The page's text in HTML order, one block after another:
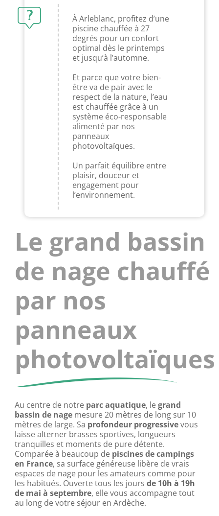
À Arleblanc, profitez d’une
piscine chauffée à 27
degrés pour un confort
optimal dès le printemps
et jusqu’à l’automne.
Et parce que votre bien-
être va de pair avec le
respect de la nature, l’eau
est chauffée grâce à un
système éco-responsable
alimenté par nos
panneaux
photovoltaïques.
Un parfait équilibre entre
plaisir, douceur et
engagement pour
l’environnement.
Le grand bassin
de nage chauffé
par nos
panneaux
photovoltaïques
Au centre de notre parc aquatique, legrand
bassin de nagemesure 20 mètres de long sur 10
mètres de large. Sa profondeur progressivevous
laisse alterner brasses sportives, longueurs
tranquilles et moments de pure détente.
Comparée à beaucoup de piscines de campings
en France, sa surface généreuse libère de vrais
espaces de nage pour les amateurs comme pour
les habitués. Ouverte tous les jours de 10h à 19h
de mai à septembre, elle vous accompagne tout
au long de votre séjour en Ardèche.